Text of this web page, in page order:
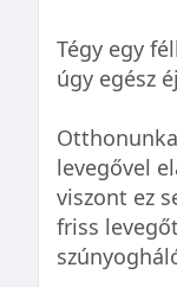
Tégy egy
úgy egész
levegővel
viszont ez
friss